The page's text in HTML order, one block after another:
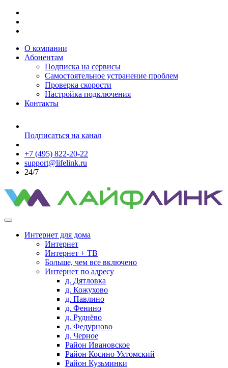
О компании
Абонентам
Подписка на сервисы
Самостоятельное устранение проблем
Проверка скорости
Настройка подключения
Контакты
Подписаться на канал
+7 (495) 822-20-22
support@lifelink.ru
24/7
Интернет для дома
Интернет
Интернет + ТВ
Больше, чем все включено
Интернет по адресу
д. Дятловка
д. Кожухово
д. Павлино
д. Фенино
д. Руднёво
д. Федурново
д. Черное
Район Ивановское
Район Косино Ухтомский
Район Кузьминки